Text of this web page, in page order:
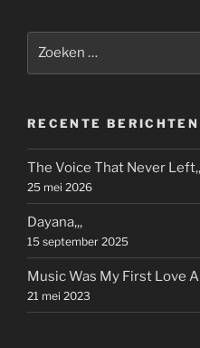
RECENTE BERICHTEN
The Voice That Never
25 mei 2026
Dayana,,,
15 september 2025
Music Was My First Love
21 mei 2023